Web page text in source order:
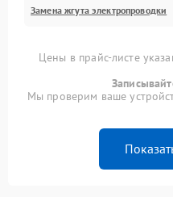
Замена жгута электропроводки
Цены в прайс-листе
Мы проверим ваше